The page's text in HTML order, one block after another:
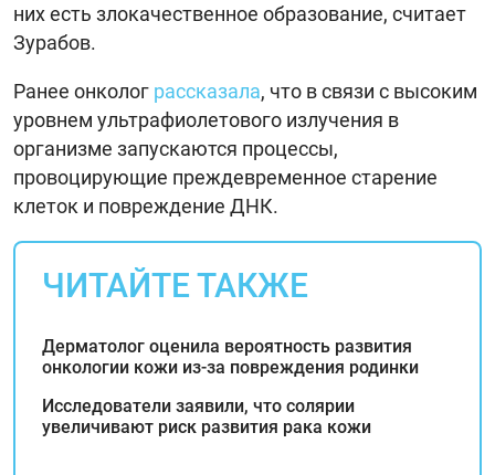
них есть злокачественное образование, считает
Зурабов.
Ранее онколог рассказала, что в связи с высоким
уровнем ультрафиолетового излучения в
организме запускаются процессы,
провоцирующие преждевременное старение
клеток и повреждение ДНК.
ЧИТАЙТЕ ТАКЖЕ
Дерматолог оценила вероятность развития
онкологии кожи из-за повреждения родинки
Исследователи заявили, что солярии
увеличивают риск развития рака кожи